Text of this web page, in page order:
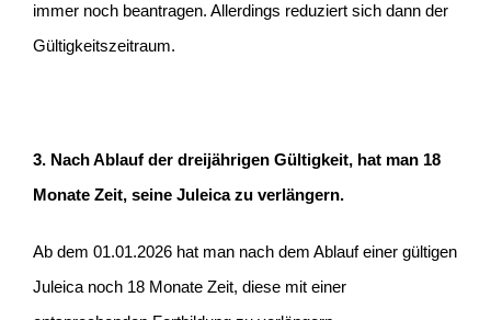
immer noch beantragen. Allerdings reduziert sich dann der
Gültigkeitszeitraum.
3. Nach Ablauf der dreijährigen Gültigkeit, hat man 18
Monate Zeit, seine Juleica zu verlängern.
Ab dem 01.01.2026 hat man nach dem Ablauf einer gültigen
Juleica noch 18 Monate Zeit, diese mit einer